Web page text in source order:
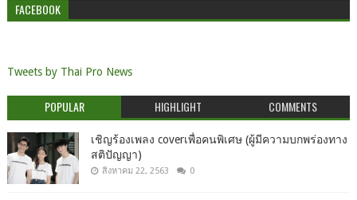
FACEBOOK
Tweets by Thai Pro News
POPULAR HIGHLIGHT COMMENTS
เชิญร้องเพลง coverเพื่อคนพิเศษ (ผู้มีความบกพร่องทาง
สติปัญญา)
สิงหาคม 22, 2563 0